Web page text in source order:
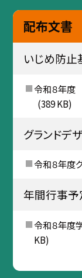
配布文書
いじめ防
令和８年度
(389 KB)
グランドデ
令和８年度
年間行事予
令和８年度
KB)